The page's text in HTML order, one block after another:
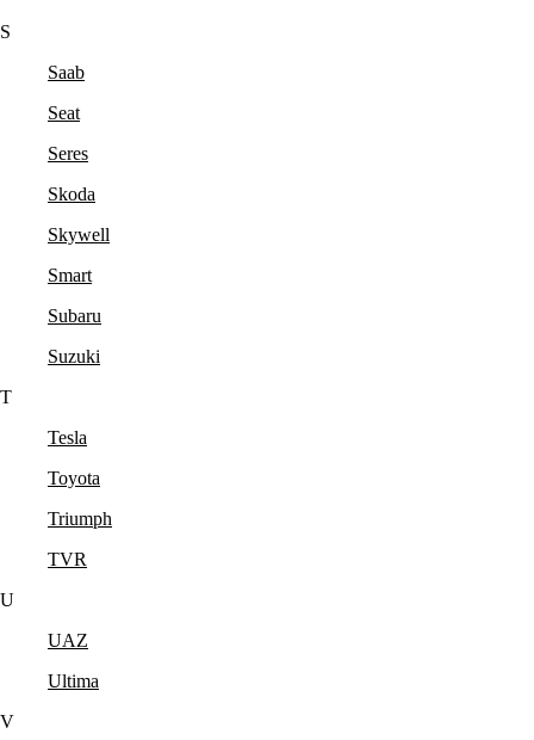
S
Saab
Seat
Seres
Skoda
Skywell
Smart
Subaru
Suzuki
T
Tesla
Toyota
Triumph
TVR
U
UAZ
Ultima
V